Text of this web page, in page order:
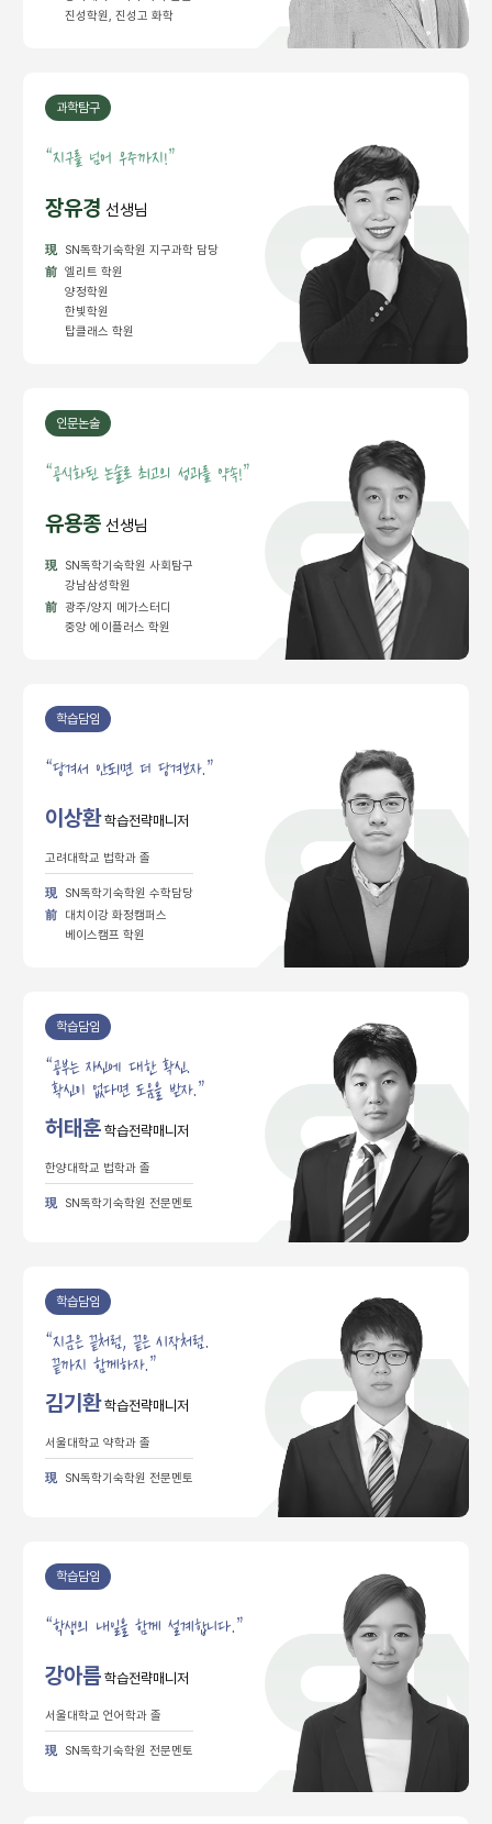
진성학원, 진성고 화학
과학탐구
“지구를 넘어 우주까지!”
장유경 선생님
現
SN독학기숙학원 지구과학 담당
前 엘리트 학원
양정학원
한빛학원
탑클래스 학원
인문논술
“공식화된 논술로 최고의 성과를 약속!”
유용종 선생님
現
SN독학기숙학원 사회탐구
강남삼성학원
前 광주/양지 메가스터디
중앙 에이플러스 학원
학습담임
“당겨서 안되면 더 당겨보자.”
이상환 학습전략매니저
고려대학교 법학과 졸
現
SN독학기숙학원 수학담당
前
대치이강 화정캠퍼스
베이스캠프 학원
학습담임
“공부는 자신에 대한 확신.
확신이 없다면 도움을 받자.”
허태훈 학습전략매니저
한양대학교 법학과 졸
現 SN독학기숙학원 전문멘토
학습담임
“지금은 끝처럼, 끝은 시작처럼.
끝까지 함께하자.”
김기환 학습전략매니저
서울대학교 약학과 졸
現 SN독학기숙학원 전문멘토
학습담임
“학생의 내일을 함께 설계합니다.”
강아름 학습전략매니저
서울대학교 언어학과 졸
現 SN독학기숙학원 전문멘토